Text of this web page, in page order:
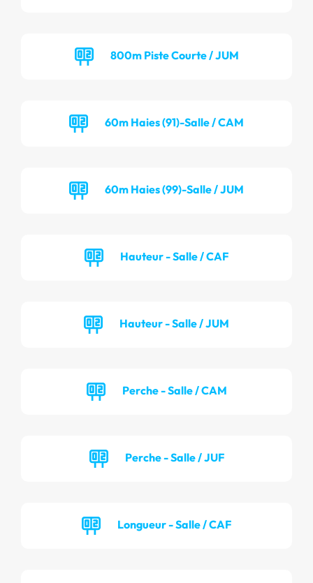
800m Piste Courte / JUM
60m Haies (91)-Salle / CAM
60m Haies (99)-Salle / JUM
Hauteur - Salle / CAF
Hauteur - Salle / JUM
Perche - Salle / CAM
Perche - Salle / JUF
Longueur - Salle / CAF